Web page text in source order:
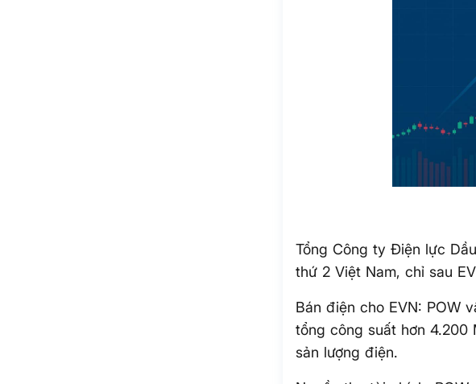
Tổng Công ty Điện lực
thứ 2 Việt Nam, chỉ sau
Bán điện cho EVN: POW
tổng công suất hơn 4.200
sản lượng điện.